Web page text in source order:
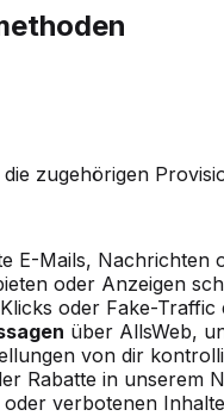
zugehörigen
E-Mails, Nachrichten
oder Anzeigen
oder Fake-Traffic
über AllsWeb,
von dir
Rabatte in unserem
oder verbotenen